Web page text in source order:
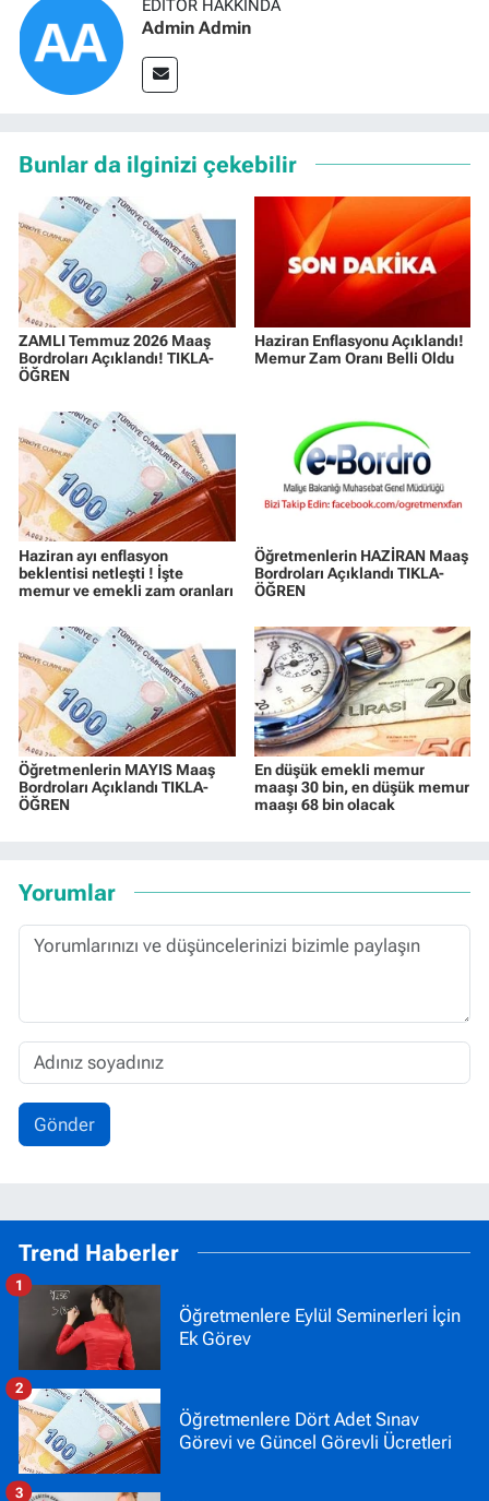
EDITÖR HAKKINDA
Admin Admin
Bunlar da ilginizi çekebilir
ZAMLI Temmuz 2026 Maaş
Bordroları Açıklandı! TIKLA-
ÖĞREN
Haziran Enflasyonu Açıklandı!
Memur Zam Oranı Belli Oldu
Haziran ayı enflasyon
beklentisi netleşti ! İşte
memur ve emekli zam oranları
Öğretmenlerin HAZİRAN Maaş
Bordroları Açıklandı TIKLA-
ÖĞREN
Öğretmenlerin MAYIS Maaş
Bordroları Açıklandı TIKLA-
ÖĞREN
En düşük emekli memur
maaşı 30 bin, en düşük memur
maaşı 68 bin olacak
Yorumlar
Gönder
Trend Haberler
Öğretmenlere Eylül Seminerleri İçin
Ek Görev
1
Öğretmenlere Dört Adet Sınav
Görevi ve Güncel Görevli Ücretleri
2
3